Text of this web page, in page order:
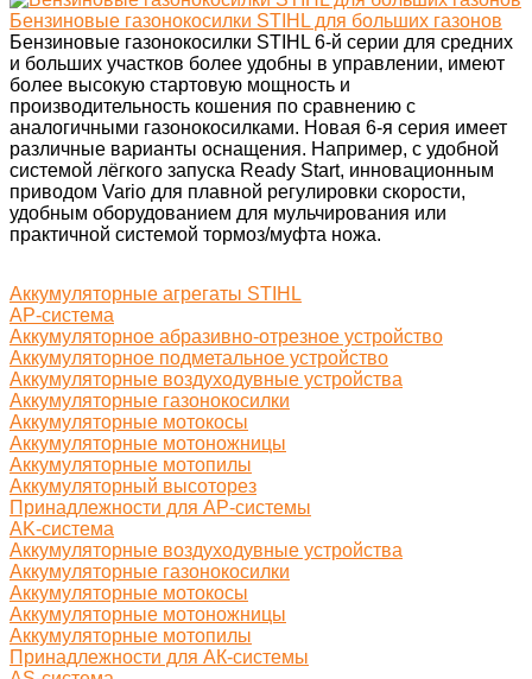
Бензиновые газонокосилки STIHL для больших газонов
Бензиновые газонокосилки STIHL 6-й серии для средних
и больших участков более удобны в управлении, имеют
более высокую стартовую мощность и
производительность кошения по сравнению с
аналогичными газонокосилками. Новая 6-я серия имеет
различные варианты оснащения. Например, с удобной
системой лёгкого запуска Ready Start, инновационным
приводом Vario для плавной регулировки скорости,
удобным оборудованием для мульчирования или
практичной системой тормоз/муфта ножа.
Аккумуляторные агрегаты STIHL
AP-система
Аккумуляторное абразивно-отрезное устройство
Аккумуляторное подметальное устройство
Аккумуляторные воздуходувные устройства
Аккумуляторные газонокосилки
Аккумуляторные мотокосы
Аккумуляторные мотоножницы
Аккумуляторные мотопилы
Аккумуляторный высоторез
Принадлежности для AP-системы
AK-система
Аккумуляторные воздуходувные устройства
Аккумуляторные газонокосилки
Аккумуляторные мотокосы
Аккумуляторные мотоножницы
Аккумуляторные мотопилы
Принадлежности для АК-системы